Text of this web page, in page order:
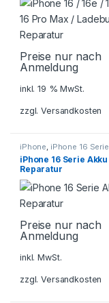
Preise nur nach
Anmeldung
inkl. 19 % MwSt.
zzgl.Versandkosten
iPhone, iPhone 16 Serie
Smartphone Reparatur
iPhone 16 Serie Akku
Reparatur
Preise nur nach
Anmeldung
inkl. MwSt.
zzgl.Versandkosten